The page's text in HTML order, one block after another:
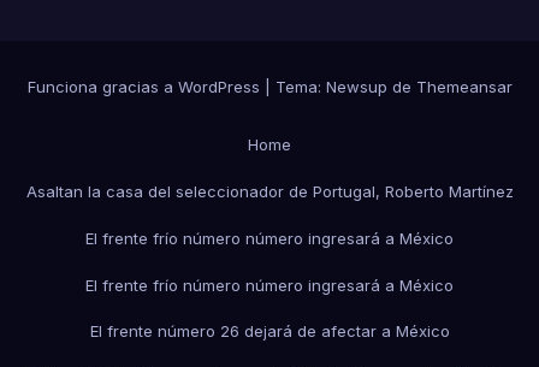
Funciona gracias a WordPress Tema: Newsup de Themeansar
Home
Asaltan la casa del seleccionador de Portugal, Roberto Martínez
El frente frío número número ingresará a México
El frente frío número número ingresará a México
El frente número 26 dejará de afectar a México